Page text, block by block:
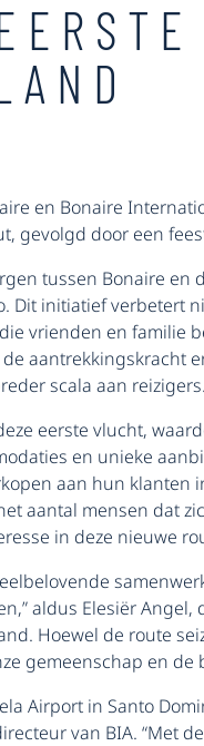
en Bonaire
gevolgd door een
tussen Bonaire en
Dit initiatief verbetert
vrienden en familie
aantrekkingskracht
scala aan reizigers.
eerste vlucht,
en unieke
aan hun klanten
aantal mensen dat
in deze nieuwe
aldus Elesiër Angel,
Hoewel de route
gemeenschap en de
Airport in Santo
van BIA. “Met